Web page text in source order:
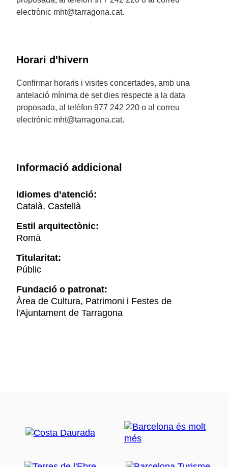
electrònic mht@tarragona.cat.
Horari d'hivern
Confirmar horaris i visites concertades, amb una
antelació mínima de set dies respecte a la data
proposada, al telèfon 977 242 220 o al correu
electrònic mht@tarragona.cat.
Informació addicional
Idiomes d’atenció:
Català, Castellà
Estil arquitectònic:
Romà
Titularitat:
Públic
Fundació o patronat:
Àrea de Cultura, Patrimoni i Festes de
l'Ajuntament de Tarragona